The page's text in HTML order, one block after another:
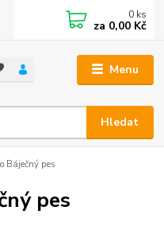
Menu
Hledat
0 ks
za 0,00 Kč
Báječný pes
pes